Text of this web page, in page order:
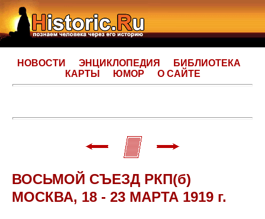
НОВОСТИ ЭНЦИКЛОПЕДИЯ
БИБЛИОТЕКА
КАРТЫ
ЮМОР О САЙТЕ
ВОСЬМОЙ СЪЕЗД РКП(б)
МОСКВА, 18 - 23 МАРТА 1919 г.